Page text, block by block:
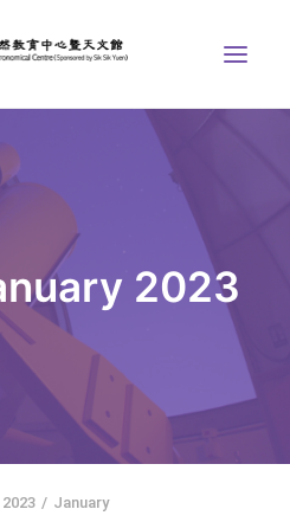
2023
2023 January